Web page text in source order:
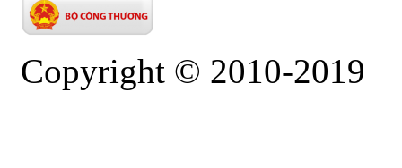
Copyright © 2010-2019